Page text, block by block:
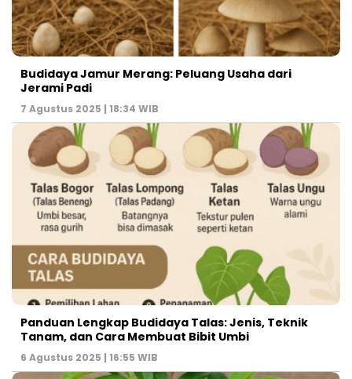
Budidaya Jamur Merang: Peluang Usaha dari
Jerami Padi
7 Agustus 2025 | 18:34 WIB
Panduan Lengkap Budidaya Talas: Jenis, Teknik
Tanam, dan Cara Membuat Bibit Umbi
6 Agustus 2025 | 16:55 WIB